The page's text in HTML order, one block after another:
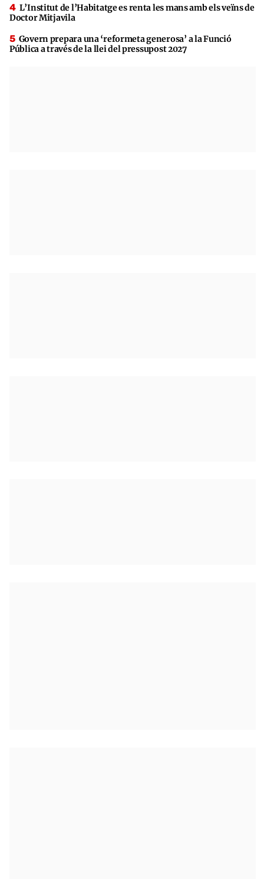
L’Institut de l’Habitatge es renta les mans amb els veïns de
Doctor Mitjavila
Govern prepara una ‘reformeta generosa’ a la Funció
Pública a través de la llei del pressupost 2027